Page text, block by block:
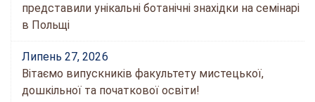
представили унікальні ботанічні знахідки на семінарі
в Польщі
Липень 27, 2026
Вітаємо випускників факультету мистецької,
дошкільної та початкової освіти!